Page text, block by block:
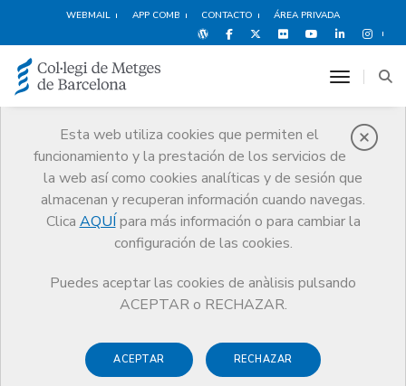
WEBMAIL APP COMB CONTACTO ÁREA PRIVADA
Esta web utiliza cookies que permiten el
funcionamiento y la prestación de los servicios de
la web así como cookies analíticas y de sesión que
almacenan y recuperan información cuando navegas.
Clica AQUÍ para más información o para cambiar la
configuración de las cookies.
Puedes aceptar las cookies de anàlisis pulsando
ACEPTAR o RECHAZAR.
ACEPTAR RECHAZAR
toggle
Médicos
Trámites Ayuda Social
Ayuda Social
Si te encuentras en una situación laboral en la que generas
pocos ingresos, puedes solicitar unareducción del 50% de